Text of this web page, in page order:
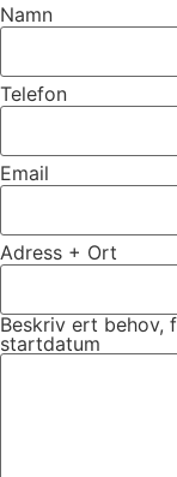
Namn
Telefon
Email
Adress + Ort
Beskriv ert behov,
startdatum